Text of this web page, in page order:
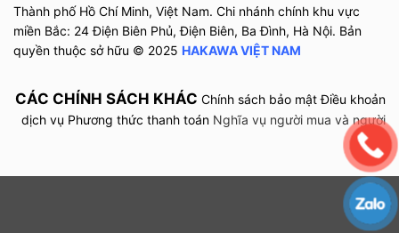
Thành phố Hồ Chí Minh, Việt Nam. Chi nhánh chính khu vực
miền Bắc: 24 Điện Biên Phủ, Điện Biên, Ba Đình, Hà Nội. Bản
quyền thuộc sở hữu © 2025 HAKAWA VIỆT NAM
CÁC CHÍNH SÁCH KHÁC Chính sách bảo mật Điều khoản
dịch vụ Phương thức thanh toán Nghĩa vụ người mua và người
bán